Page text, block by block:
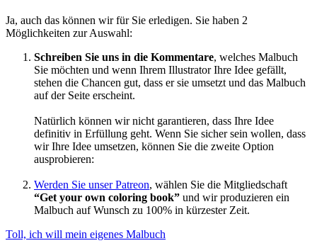
Ja, auch das können wir für Sie erledigen. Sie haben 2
Möglichkeiten zur Auswahl:
Schreiben Sie uns in die Kommentare, welches Malbuch
Sie möchten und wenn Ihrem Illustrator Ihre Idee gefällt,
stehen die Chancen gut, dass er sie umsetzt und das Malbuch
auf der Seite erscheint.
Natürlich können wir nicht garantieren, dass Ihre Idee
definitiv in Erfüllung geht. Wenn Sie sicher sein wollen, dass
wir Ihre Idee umsetzen, können Sie die zweite Option
ausprobieren:
Werden Sie unser Patreon, wählen Sie die Mitgliedschaft
“Get your own coloring book” und wir produzieren ein
Malbuch auf Wunsch zu 100% in kürzester Zeit.
Toll, ich will mein eigenes Malbuch